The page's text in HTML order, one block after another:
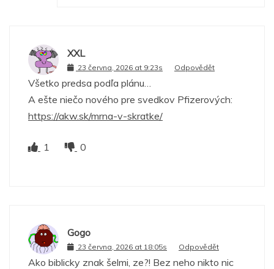
XXL
23 června, 2026 at 9:23s Odpovědět
Všetko predsa podľa plánu…
A ešte niečo nového pre svedkov Pfizerových:
https://akw.sk/mrna-v-skratke/
1 0
Gogo
23 června, 2026 at 18:05s Odpovědět
Ako biblicky znak šelmi, ze?! Bez neho nikto nic